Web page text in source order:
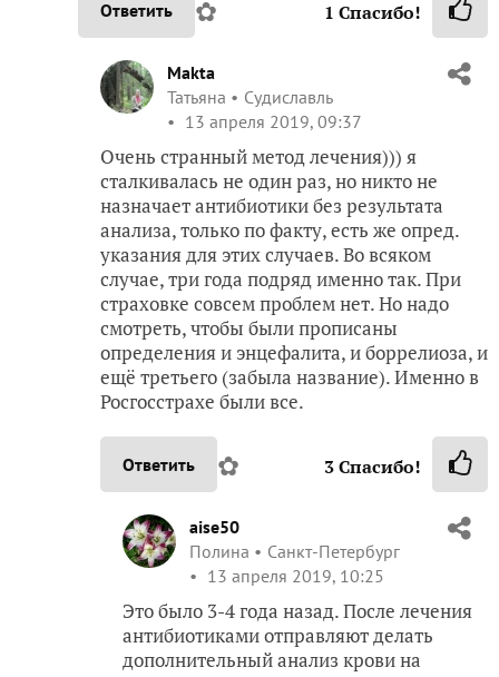
Ответить ✿ 1 Спасибо!
Makta
Татьяна
Судиславль
13 апреля 2019, 09:37
Очень странный метод лечения))) я
сталкивалась не один раз, но никто не
назначает антибиотики без результата
анализа, только по факту, есть же опред.
указания для этих случаев. Во всяком
случае, три года подряд именно так. При
страховке совсем проблем нет. Но надо
смотреть, чтобы были прописаны
определения и энцефалита, и боррелиоза, и
ещё третьего (забыла название). Именно в
Росгосстрахе были все.
Ответить ✿ 3Спасибо!
aise50
Полина
Санкт-Петербург
13 апреля 2019, 10:25
Это было 3-4 года назад. После лечения
антибиотиками отправляют делать
дополнительный анализ крови на